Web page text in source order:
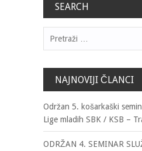
SEARCH
NAJNOVIJI ČLANCI
Održan 5. košarkaški
Lige mladih SBK / KSB –
ODRŽAN 4. SEMINAR